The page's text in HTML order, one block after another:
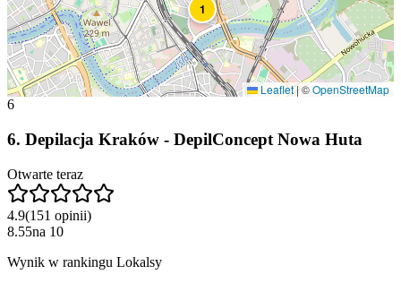
1
Leaflet|©OpenStreetMap
6
6. Depilacja Kraków - DepilConcept Nowa Huta
Otwarte teraz
4.9(151 opinii)
8.55na 10
Wynik w rankingu Lokalsy